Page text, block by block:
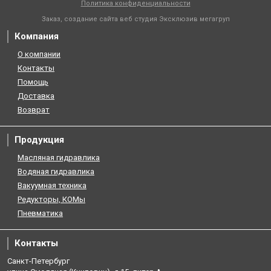
Политика конфиденциальности
Заказ, создание сайта веб студия Эксклюзив мегагруп
Компания
О компании
Контакты
Помощь
Доставка
Возврат
Продукция
Масляная гидравлика
Водяная гидравлика
Вакуумная техника
Редукторы, КОМы
Пневматика
Контакты
Санкт-Петербург